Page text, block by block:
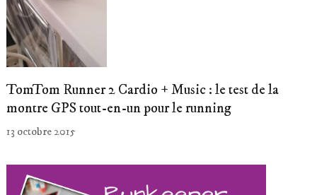
TomTom Runner 2 Cardio + Music : le test de la
montre GPS tout-en-un pour le running
13 octobre 2015